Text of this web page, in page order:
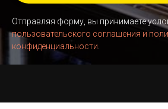
Отправляя форму, вы принимаете
пользовательского соглашения и
конфиденциальности